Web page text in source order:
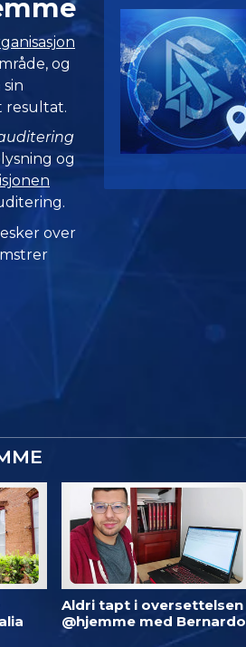
og
resultat.
og
over
Aldri tapt i oversettelsen
@hjemme med Bernardo